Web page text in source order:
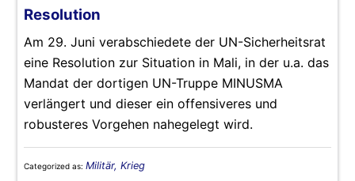
Resolution
Am 29. Juni verabschiedete der UN-Sicherheitsrat
eine Resolution zur Situation in Mali, in der u.a. das
Mandat der dortigen UN-Truppe MINUSMA
verlängert und dieser ein offensiveres und
robusteres Vorgehen nahegelegt wird.
Categorized as: Militär, Krieg